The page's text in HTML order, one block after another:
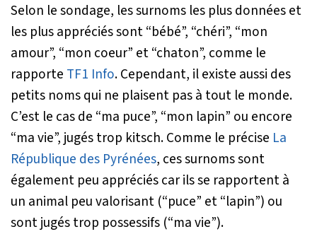
Selon le sondage, les surnoms les plus données et
les plus appréciés sont “bébé”, “chéri”, “mon
amour”, “mon coeur” et “chaton”, comme le
rapporte TF1 Info. Cependant, il existe aussi des
petits noms qui ne plaisent pas à tout le monde.
C’est le cas de “ma puce”, “mon lapin” ou encore
“ma vie”, jugés trop kitsch. Comme le précise La
République des Pyrénées, ces surnoms sont
également peu appréciés car ils se rapportent à
un animal peu valorisant (“puce” et “lapin”) ou
sont jugés trop possessifs (“ma vie”).